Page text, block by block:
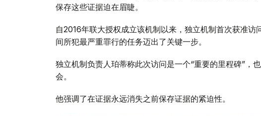
保存这些证据迫在眉睫。
自2016年联大授权成立该机制以来，独立机制首次获准
间所犯最严重罪行的任务迈出了关键一步。
独立机制负责人珀蒂称此次访问是一个“重要的里程碑”，
会。
他强调了在证据永远消失之前保存证据的紧迫性。